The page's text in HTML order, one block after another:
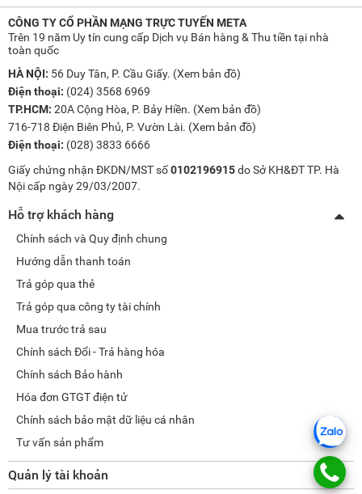
CÔNG TY CỔ PHẦN MẠNG TRỰC TUYẾN META
Trên 19 năm Uy tín cung cấp Dịch vụ Bán hàng & Thu tiền tại nhà
toàn quốc
HÀ NỘI: 56 Duy Tân, P. Cầu Giấy. (Xem bản đồ)
Điện thoại: (024) 3568 6969
TP.HCM: 20A Cộng Hòa, P. Bảy Hiền. (Xem bản đồ)
716-718 Điện Biên Phủ, P. Vườn Lài. (Xem bản đồ)
Điện thoại: (028) 3833 6666
Giấy chứng nhận ĐKDN/MST số0102196915do Sở KH&ĐT TP. Hà
Nội cấp ngày 29/03/2007.
Hỗ trợ khách hàng
Chính sách và Quy định chung
Hướng dẫn thanh toán
Trả góp qua thẻ
Trả góp qua công ty tài chính
Mua trước trả sau
Chính sách Đổi - Trả hàng hóa
Chính sách Bảo hành
Hóa đơn GTGT điện tử
Chính sách bảo mật dữ liệu cá nhân
Tư vấn sản phẩm
Quản lý tài khoản